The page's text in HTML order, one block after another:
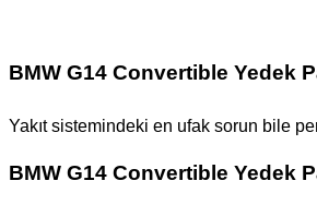
BMW G14 Convertible Yedek
Yakıt sistemindeki en ufak sorun bile
BMW G14 Convertible Yedek